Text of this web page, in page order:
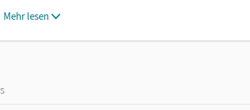
Mehr lesen